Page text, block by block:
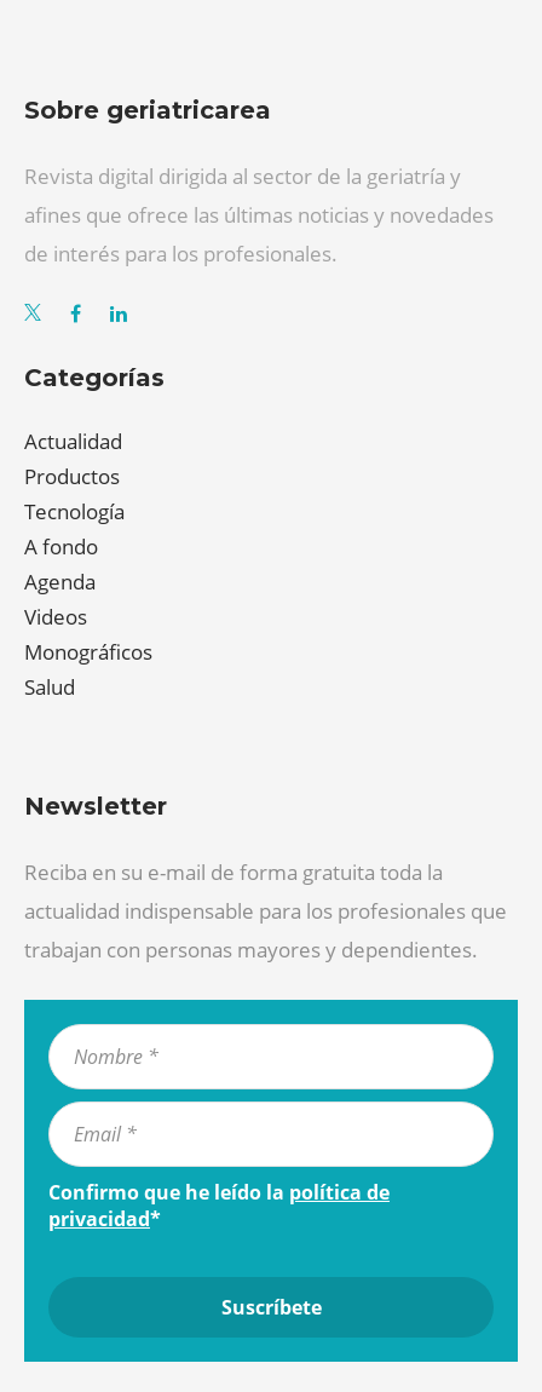
Sobre geriatricarea
Revista digital dirigida al sector de la geriatría y
afines que ofrece las últimas noticias y novedades
de interés para los profesionales.
Categorías
Actualidad
Productos
Tecnología
A fondo
Agenda
Videos
Monográficos
Salud
Newsletter
Reciba en su e-mail de forma gratuita toda la
actualidad indispensable para los profesionales que
trabajan con personas mayores y dependientes.
Confirmo que he leído la política de
privacidad*